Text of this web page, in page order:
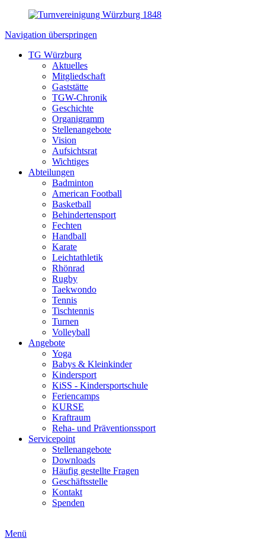
Navigation überspringen
TG Würzburg
Aktuelles
Mitgliedschaft
Gaststätte
TGW-Chronik
Geschichte
Organigramm
Stellenangebote
Vision
Aufsichtsrat
Wichtiges
Abteilungen
Badminton
American Football
Basketball
Behindertensport
Fechten
Handball
Karate
Leichtathletik
Rhönrad
Rugby
Taekwondo
Tennis
Tischtennis
Turnen
Volleyball
Angebote
Yoga
Babys & Kleinkinder
Kindersport
KiSS - Kindersportschule
Feriencamps
KURSE
Kraftraum
Reha- und Präventionssport
Servicepoint
Stellenangebote
Downloads
Häufig gestellte Fragen
Geschäftsstelle
Kontakt
Spenden
Menü